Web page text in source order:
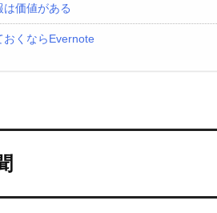
は価値がある
おくならEvernote